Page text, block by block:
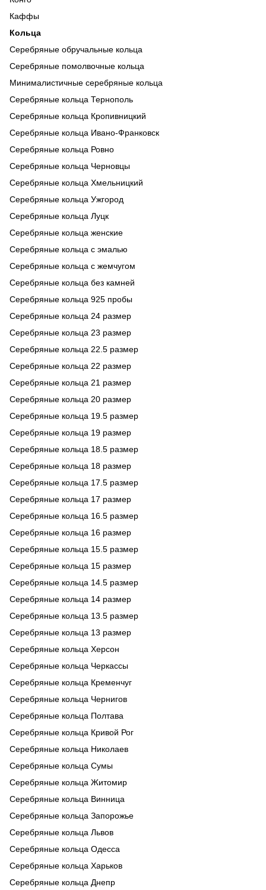
Каффы
Кольца
Серебряные обручальные кольца
Серебряные помолвочные кольца
Минималистичные серебряные кольца
Серебряные кольца Тернополь
Серебряные кольца Кропивницкий
Серебряные кольца Ивано-Франковск
Серебряные кольца Ровно
Серебряные кольца Черновцы
Серебряные кольца Хмельницкий
Серебряные кольца Ужгород
Серебряные кольца Луцк
Серебряные кольца женские
Серебряные кольца с эмалью
Серебряные кольца с жемчугом
Серебряные кольца без камней
Серебряные кольца 925 пробы
Серебряные кольца 24 размер
Серебряные кольца 23 размер
Серебряные кольца 22.5 размер
Серебряные кольца 22 размер
Серебряные кольца 21 размер
Серебряные кольца 20 размер
Серебряные кольца 19.5 размер
Серебряные кольца 19 размер
Серебряные кольца 18.5 размер
Серебряные кольца 18 размер
Серебряные кольца 17.5 размер
Серебряные кольца 17 размер
Серебряные кольца 16.5 размер
Серебряные кольца 16 размер
Серебряные кольца 15.5 размер
Серебряные кольца 15 размер
Серебряные кольца 14.5 размер
Серебряные кольца 14 размер
Серебряные кольца 13.5 размер
Серебряные кольца 13 размер
Серебряные кольца Херсон
Серебряные кольца Черкассы
Серебряные кольца Кременчуг
Серебряные кольца Чернигов
Серебряные кольца Полтава
Серебряные кольца Кривой Рог
Серебряные кольца Николаев
Серебряные кольца Сумы
Серебряные кольца Житомир
Серебряные кольца Винница
Серебряные кольца Запорожье
Серебряные кольца Львов
Серебряные кольца Одесса
Серебряные кольца Харьков
Серебряные кольца Днепр